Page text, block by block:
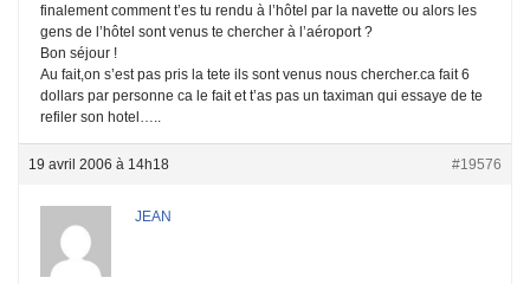
finalement comment t’es tu rendu à l’hôtel par la navette ou alors les
gens de l’hôtel sont venus te chercher à l’aéroport ?
Bon séjour !
Au fait,on s’est pas pris la tete ils sont venus nous chercher.ca fait 6
dollars par personne ca le fait et t’as pas un taximan qui essaye de te
refiler son hotel…..
19 avril 2006 à 14h18 #19576
JEAN